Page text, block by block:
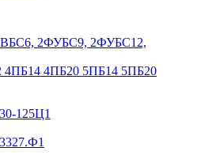
2ФУБС9, 2ФУБС12,
4ПБ14 4ПБ20 5ПБ14 5ПБ20
125Ц1